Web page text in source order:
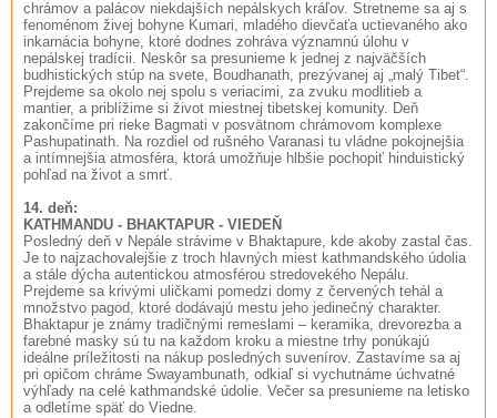
chrámov a palácov niekdajších nepálskych kráľov. Stretneme sa aj s
fenoménom živej bohyne Kumari, mladého dievčaťa uctievaného ako
inkarnácia bohyne, ktoré dodnes zohráva významnú úlohu v
nepálskej tradícii. Neskôr sa presunieme k jednej z najväčších
budhistických stúp na svete, Boudhanath, prezývanej aj „malý Tibet“.
Prejdeme sa okolo nej spolu s veriacimi, za zvuku modlitieb a
mantier, a priblížime si život miestnej tibetskej komunity. Deň
zakončíme pri rieke Bagmati v posvätnom chrámovom komplexe
Pashupatinath. Na rozdiel od rušného Varanasi tu vládne pokojnejšia
a intímnejšia atmosféra, ktorá umožňuje hlbšie pochopiť hinduistický
pohľad na život a smrť.
14. deň:
KATHMANDU - BHAKTAPUR - VIEDEŇ
Posledný deň v Nepále strávime v Bhaktapure, kde akoby zastal čas.
Je to najzachovalejšie z troch hlavných miest kathmandského údolia
a stále dýcha autentickou atmosférou stredovekého Nepálu.
Prejdeme sa krivými uličkami pomedzi domy z červených tehál a
množstvo pagod, ktoré dodávajú mestu jeho jedinečný charakter.
Bhaktapur je známy tradičnými remeslami – keramika, drevorezba a
farebné masky sú tu na každom kroku a miestne trhy ponúkajú
ideálne príležitosti na nákup posledných suvenírov. Zastavíme sa aj
pri opičom chráme Swayambunath, odkiaľ si vychutnáme úchvatné
výhľady na celé kathmandské údolie. Večer sa presunieme na letisko
a odletíme späť do Viedne.